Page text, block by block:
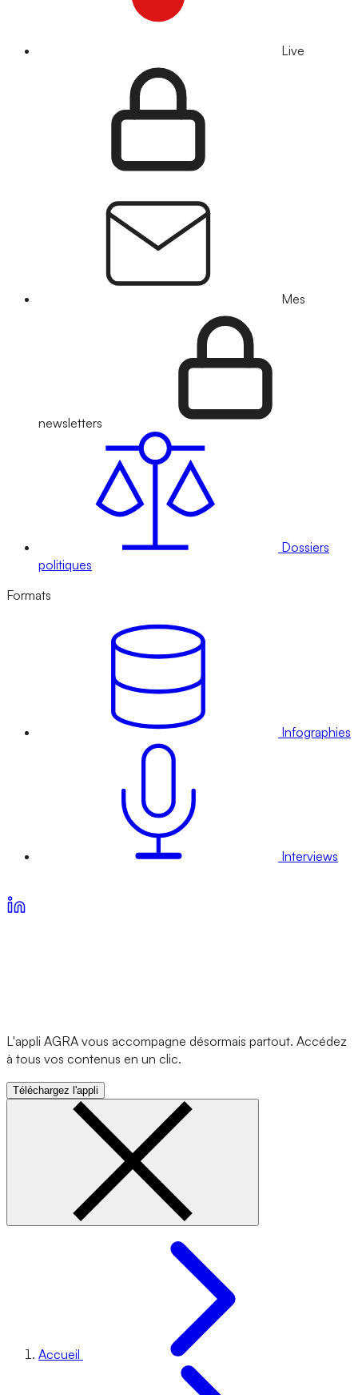
Live
Mes
newsletters
Dossiers
politiques
Formats
Infographies
Interviews
L'appli AGRA vous accompagne désormais partout. Accédez
à tous vos contenus en un clic.
Téléchargez l'appli
Accueil